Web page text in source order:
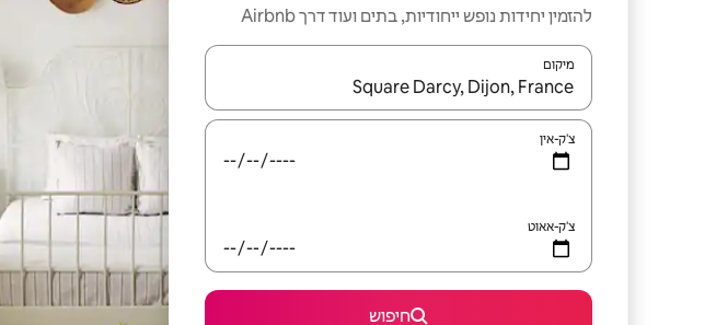
להזמין יחידות נופש ייחודיות, בתים ועוד דרך Airbnb
מיקום
כאשר התוצאות יהיו זמינות, יש לנווט עם מקשי החיצים למעלה ולמטה או לעיין בעזרת תנועות
צ'ק-אין
צ'ק-אאוט
חיפוש